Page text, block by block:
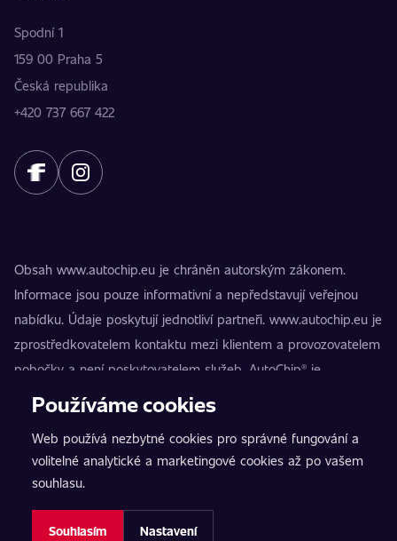
Spodní 1
159 00 Praha 5
Česká republika
+420 737 667 422
Obsah www.autochip.eu je chráněn autorským zákonem.
Informace jsou pouze informativní a nepředstavují veřejnou
nabídku. Údaje poskytují jednotliví partneři. www.autochip.eu je
zprostředkovatelem kontaktu mezi klientem a provozovatelem
pobočky a není poskytovatelem služeb. AutoChip® je
registrovaná ochranná známka Petra Kučery. Úpravy, které
nezpůsobilosti vozidla k provozu na pozemních komunikacích.
Přesné informace poskytuje vždy konkrétní provozovatel
pobočky.
Nastavení cookies
Používáme cookies
Web používá nezbytné cookies pro správné fungování a
volitelné analytické a marketingové cookies až po vašem
souhlasu.
Souhlasím Nastavení